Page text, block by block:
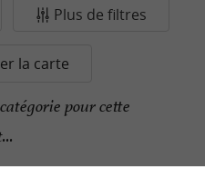
Plus de filtres
la carte
pour cette